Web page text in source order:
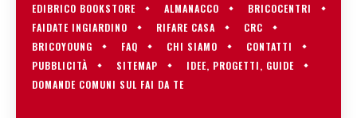
EDIBRICO BOOKSTORE ALMANACCO
BRICOCENTRI
FAIDATE INGIARDINO
RIFARE CASA
CRC
BRICOYOUNG
FAQ CHI SIAMO
CONTATTI
PUBBLICITÀ
SITEMAP
IDEE, PROGETTI, GUIDE
DOMANDE COMUNI SUL FAI DA TE